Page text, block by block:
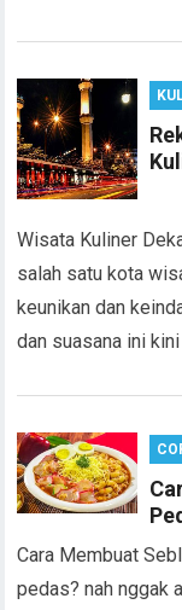
Wisata Kuliner
salah satu kota
keunikan dan
dan suasana ini
Cara Membuat
pedas? nah nggak